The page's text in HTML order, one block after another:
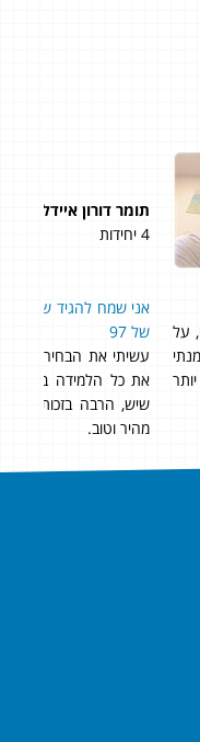
אני שמח להגיד שקיבלתי בשאלון 804 ציון של 98 ובשאלון 805 ציון
דרך הקורס, גם עשיתי
לבגרות הכי מוכן
ובעיה ונתן מענה